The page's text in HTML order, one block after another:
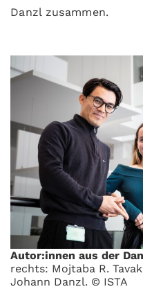
Danzl zusammen.
Autor:innen aus der
rechts: Mojtaba R.
Johann Danzl. © ISTA